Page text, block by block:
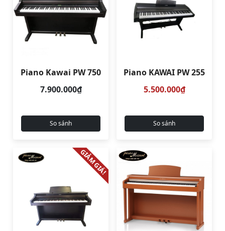
Piano Kawai PW 750
7.900.000₫
So sánh
Piano KAWAI PW 255
5.500.000₫
So sánh
GIẢM GIÁ!